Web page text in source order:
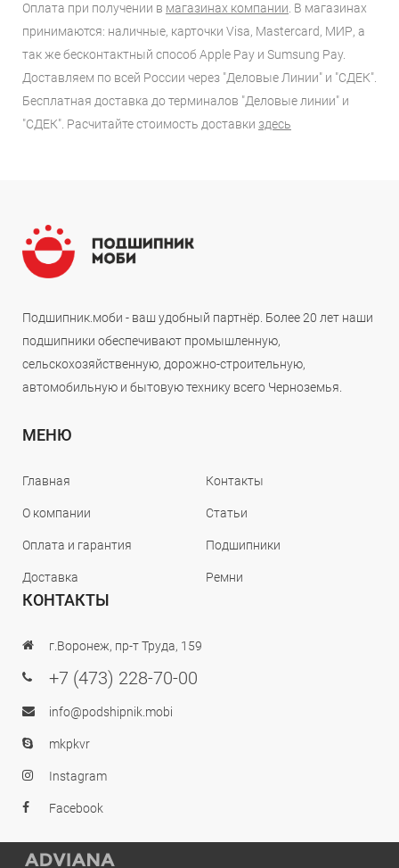
Оплата при получении в магазинах компании . В магазинах
принимаются: наличные, карточки Visa, Mastercard, МИР, а
так же бесконтактный способ Apple Pay и Sumsung Pay.
Доставляем по всей России через "Деловые Линии" и "СДЕК".
Бесплатная доставка до терминалов "Деловые линии" и
"СДЕК". Расчитайте стоимость доставки здесь
Подшипник.моби - ваш удобный партнёр. Более 20 лет наши
подшипники обеспечивают промышленную,
сельскохозяйственную, дорожно-строительную,
автомобильную и бытовую технику всего Черноземья.
МЕНЮ
Главная
О компании
Оплата и гарантия
Доставка
Контакты
Статьи
Подшипники
Ремни
КОНТАКТЫ
г.Воронеж, пр-т Труда, 159
+7 (473) 228-70-00
info@podshipnik.mobi
mkpkvr
Instagram
Facebook